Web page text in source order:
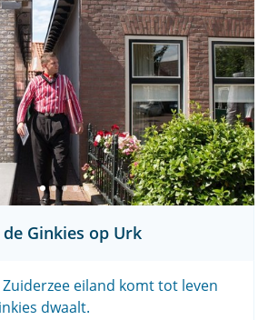
Ginkies op Urk
eiland komt tot leven
dwaalt.